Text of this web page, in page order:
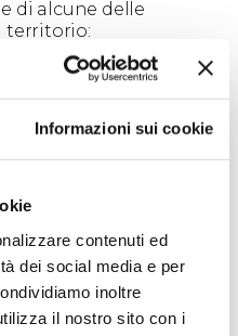
Informazioni sui cookie
contenuti ed
dei social media e per
inoltre
il nostro sito con i
di alcune delle
territorio:
Salumificio
Lu Furnu a
di Fabio
vini di Tenute
al
tutti: l’area
e della
associazioni
Ensamble.